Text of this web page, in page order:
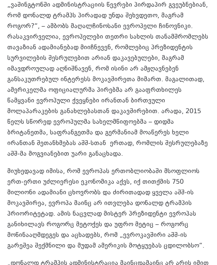
„ვაშინგტონში ადმინისტრაციის წევრები პირდაპირ გვეუბნებიან,
რომ დონალდ ტრამპს პირადად უნდა შეხვდეთო, მაგრამ
როგორ?“, – ამბობს მაღალჩინოსანი ევროპელი ჩინოვნიკი.
რასაკვირველია, ევროპელები თეთრი სახლის თანამშრომლებს
თავაზიან ადამიანებად მიიჩნევენ, რომლებიც პრეზიდენტის
სურვილების შესრულებით არიან დაკავებულები, მაგრამ
იმავდროულად აღნიშნავენ, რომ ისინი არ ამჟღავნებენ
განსაკუთრებულ ინტერესს მოკავშირეთა მიმართ. მაგალითად,
ამერიკელმა ოფიციალურმა პირებმა არ გააფრთხილეს
წამყვანი ევროპული ქვეყნები ირანთან ბირთვული
მოლაპარაკების განახლებასთან დაკავშირებით. არადა, 2015
წელს სწორედ ევროპულმა სახელმწიფოებმა – დიდმა
ბრიტანეთმა, საფრანგეთმა და გერმანიამ მოაწერეს ხელი
ირანთან შეთანხმებას აშშ-სთან ერთად, რომლის შესრულებაზე
აშშ-მა მოგვიანებით უარი განაცხადა.
მიუხედავად იმისა, რომ ევროპას ერთობლიობაში მსოფლიოს
ერთ-ერთი უძლიერესი ეკონომიკა აქვს, იქ თითქმის 750
მილიონი ადამიანი ცხოვრობს და ძირითადად ყველა აშშ-ის
მოკავშირეა, ევროპა მაინც არ ითვლება დონალდ ტრამპის
პრიორიტეტად. ამის ნაცვლად მისტერ პრეზიდენტი ევროპას
განიხილავს როგორც მეტოქეს და უფრო მეტიც – როგორც
მოწინააღმდეგეს და აცხადებს, რომ „ევროკავშირი აშშ-ის
გარეშეა შექმნილი და მუდამ ამერიკის მოტყუებას ცდილობსო“.